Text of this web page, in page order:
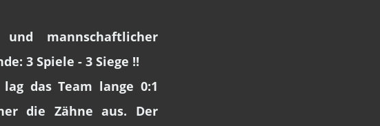
mannschaftlicher
3 Spiele - 3 Siege !!
das Team lange 0:1
die Zähne aus. Der